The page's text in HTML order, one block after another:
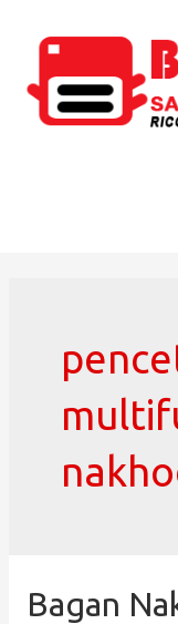
Bagan